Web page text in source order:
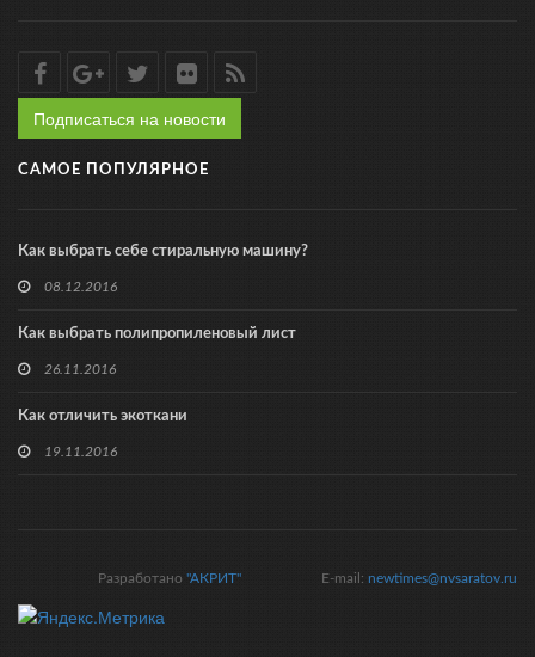
Подписаться на новости
САМОЕ ПОПУЛЯРНОЕ
Как выбрать себе стиральную машину?
08.12.2016
Как выбрать полипропиленовый лист
26.11.2016
Как отличить экоткани
19.11.2016
E-mail: newtimes@nvsaratov.ru
Разработано "АКРИТ"